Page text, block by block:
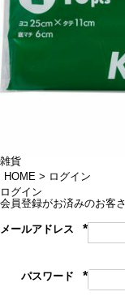
雑貨
HOME
ログイン
ログイン
会員登録がお済みのお客
メールアドレス
(必
パスワード
(必